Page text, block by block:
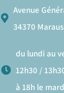
Avenue
34370
du lundi au
12h30 /
à 18h le